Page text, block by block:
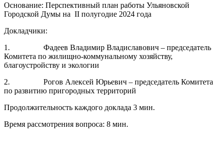
Основание: Перспективный план работы Ульяновской
Городской Думы на II полугодие 2024 года
Докладчики:
1. Фадеев Владимир Владиславович – председатель
Комитета по жилищно-коммунальному хозяйству,
благоустройству и экологии
2. Рогов Алексей Юрьевич – председатель Комитета
по развитию пригородных территорий
Продолжительность каждого доклада 3 мин.
Время рассмотрения вопроса: 8 мин.